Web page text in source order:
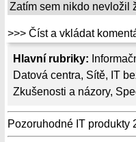
Hlavní rubriky:
Datová centra, Sítě, IT
Zkušenosti a názory,
Pozoruhodné IT produkty
Zatím sem nikdo nevložil
>>> Číst a vkládat